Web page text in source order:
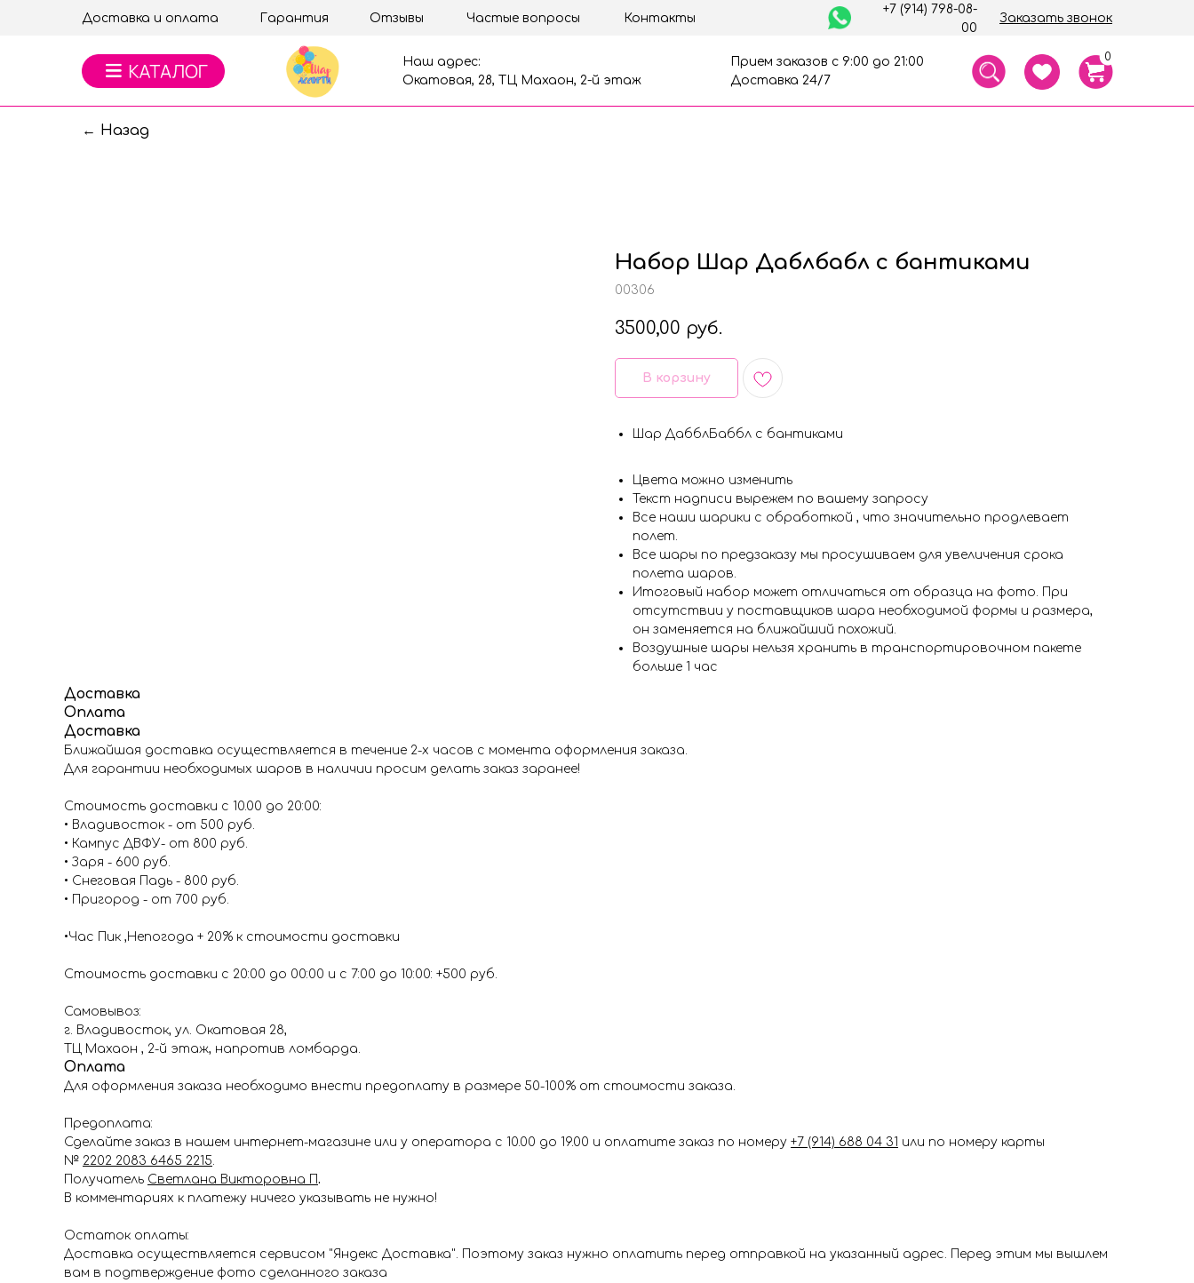
Заказать звонок
+7 (914) 798-08-
00
Доставка и оплата Гарантия Отзывы Частые вопросы Контакты
Прием заказов с 9:00 до 21:00
Доставка 24/7
Наш адрес:
Окатовая, 28, ТЦ Махаон, 2-й этаж
0
← Назад
Набор Шар Даблбабл с бантиками
00306
3500,00 руб.
В корзину
Шар ДабблБаббл с бантиками
Цвета можно изменить
Текст надписи вырежем по вашему запросу
Все наши шарики с обработкой , что значительно продлевает
полет.
Все шары по предзаказу мы просушиваем для увеличения срока
полета шаров.
Итоговый набор может отличаться от образца на фото. При
отсутствии у поставщиков шара необходимой формы и размера,
он заменяется на ближайший похожий.
Воздушные шары нельзя хранить в транспортировочном пакете
больше 1 час
Доставка
Оплата
Доставка
Ближайшая доставка осуществляется в течение 2-х часов с момента оформления заказа.
Для гарантии необходимых шаров в наличии просим делать заказ заранее!
Стоимость доставки с 10.00 до 20:00:
• Владивосток - от 500 руб.
• Кампус ДВФУ- от 800 руб.
• Заря - 600 руб.
• Снеговая Падь - 800 руб.
• Пригород - от 700 руб.
•Час Пик ,Непогода + 20% к стоимости доставки
Стоимость доставки с 20:00 до 00:00 и с 7:00 до 10:00: +500 руб.
Самовывоз:
г. Владивосток, ул. Окатовая 28,
ТЦ Махаон , 2-й этаж, напротив ломбарда.
Оплата
Для оформления заказа необходимо внести предоплату в размере 50-100% от стоимости заказа.
Предоплата:
Сделайте заказ в нашем интернет-магазине или у оператора с 10.00 до 19.00 и оплатите заказ по номеру +7 (914) 688 04 31 или по номеру карты
№ 2202 2083 6465 2215.
Получатель Светлана Викторовна П.
В комментариях к платежу ничего указывать не нужно!
Остаток оплаты:
Доставка осуществляется сервисом "Яндекс Доставка". Поэтому заказ нужно оплатить перед отправкой на указанный адрес. Перед этим мы вышлем
вам в подтверждение фото сделанного заказа